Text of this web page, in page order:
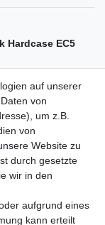
Hardcase EC5
LiPo 1-6S 10A
24,99 € *
auf unserer
von
um z.B.
von
Website zu
durch gesetzte
wir in den
aufgrund eines
kann erteilt